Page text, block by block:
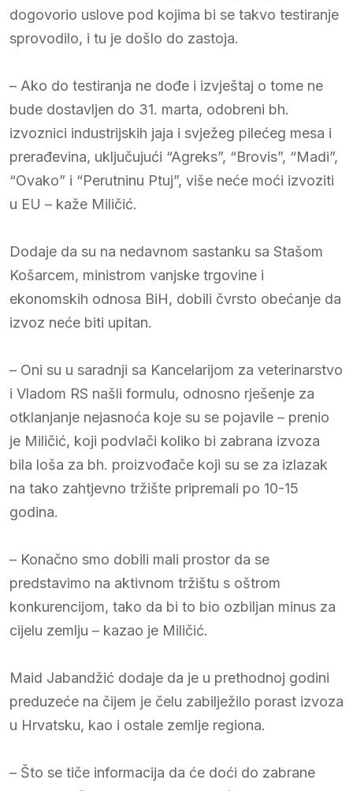
dogovorio uslove pod kojima bi se takvo testiranje
sprovodilo, i tu je došlo do zastoja.
– Ako do testiranja ne dođe i izvještaj o tome ne
bude dostavljen do 31. marta, odobreni bh.
izvoznici industrijskih jaja i svježeg pilećeg mesa i
prerađevina, uključujući “Agreks”, “Brovis”, “Madi”,
“Ovako” i “Perutninu Ptuj”, više neće moći izvoziti
u EU – kaže Miličić.
Dodaje da su na nedavnom sastanku sa Stašom
Košarcem, ministrom vanjske trgovine i
ekonomskih odnosa BiH, dobili čvrsto obećanje da
izvoz neće biti upitan.
– Oni su u saradnji sa Kancelarijom za veterinarstvo
i Vladom RS našli formulu, odnosno rješenje za
otklanjanje nejasnoća koje su se pojavile – prenio
je Miličić, koji podvlači koliko bi zabrana izvoza
bila loša za bh. proizvođače koji su se za izlazak
na tako zahtjevno tržište pripremali po 10-15
godina.
– Konačno smo dobili mali prostor da se
predstavimo na aktivnom tržištu s oštrom
konkurencijom, tako da bi to bio ozbiljan minus za
cijelu zemlju – kazao je Miličić.
Maid Jabandžić dodaje da je u prethodnoj godini
preduzeće na čijem je čelu zabilježilo porast izvoza
u Hrvatsku, kao i ostale zemlje regiona.
– Što se tiče informacija da će doći do zabrane